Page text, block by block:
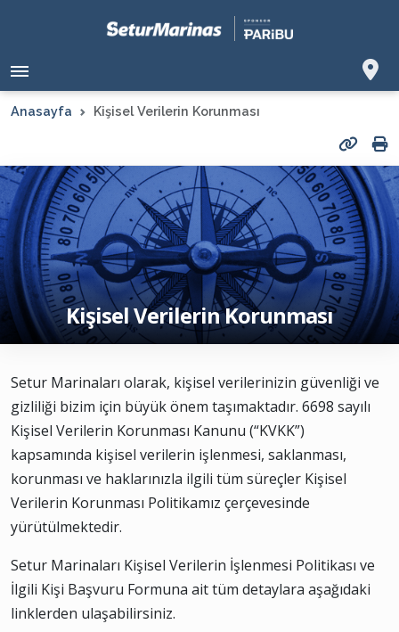
Anasayfa Kişisel Verilerin Korunması
Kişisel Verilerin Korunması
Setur Marinaları olarak, kişisel verilerinizin güvenliği ve
gizliliği bizim için büyük önem taşımaktadır. 6698 sayılı
Kişisel Verilerin Korunması Kanunu (“KVKK”)
kapsamında kişisel verilerin işlenmesi, saklanması,
korunması ve haklarınızla ilgili tüm süreçler Kişisel
Verilerin Korunması Politikamız çerçevesinde
yürütülmektedir.
Setur Marinaları Kişisel Verilerin İşlenmesi Politikası ve
İlgili Kişi Başvuru Formuna ait tüm detaylara aşağıdaki
linklerden ulaşabilirsiniz.